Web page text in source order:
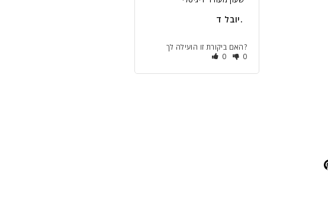
יובל ד.
האם ביקורת זו הועילה לך?
0
0